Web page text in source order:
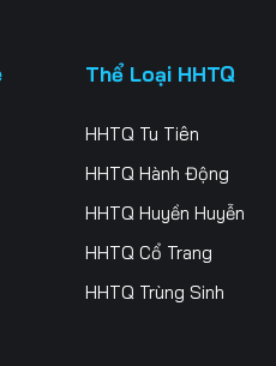
Thể Loại HHTQ
HHTQ Tu Tiên
HHTQ Hành Động
HHTQ Huyền Huyễn
HHTQ Cổ Trang
HHTQ Trùng Sinh